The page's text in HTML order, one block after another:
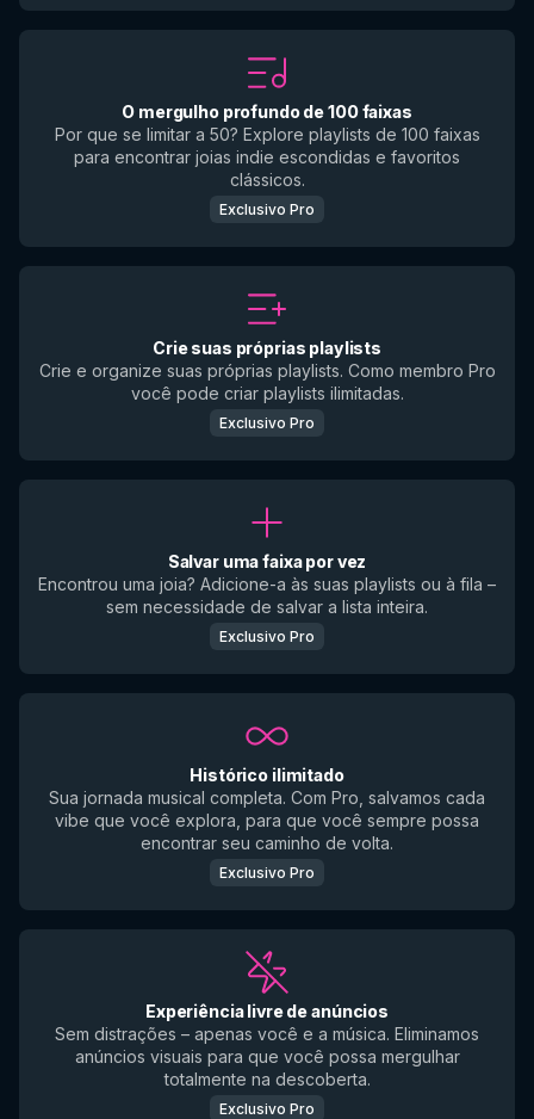
O mergulho profundo de 100 faixas
Por que se limitar a 50? Explore playlists de 100 faixas
para encontrar joias indie escondidas e favoritos
clássicos.
Exclusivo Pro
Crie suas próprias playlists
Crie e organize suas próprias playlists. Como membro Pro
você pode criar playlists ilimitadas.
Exclusivo Pro
Salvar uma faixa por vez
Encontrou uma joia? Adicione-a às suas playlists ou à fila –
sem necessidade de salvar a lista inteira.
Exclusivo Pro
Histórico ilimitado
Sua jornada musical completa. Com Pro, salvamos cada
vibe que você explora, para que você sempre possa
encontrar seu caminho de volta.
Exclusivo Pro
Experiência livre de anúncios
Sem distrações – apenas você e a música. Eliminamos
anúncios visuais para que você possa mergulhar
totalmente na descoberta.
Exclusivo Pro